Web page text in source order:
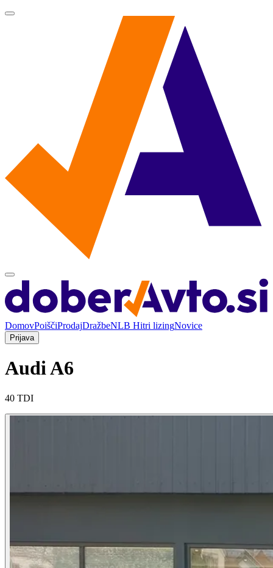
DomovPoiščiProdajDražbeNLB Hitri lizingNovice
Prijava
Audi A6
40 TDI